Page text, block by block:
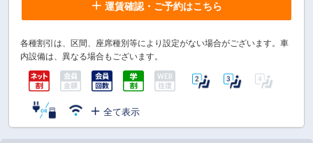
運賃確認・ご予約はこちら
各種割引は、区間、座席種別等により設定がない場合がございます。車
内設備は、異なる場合もございます。
全て表示